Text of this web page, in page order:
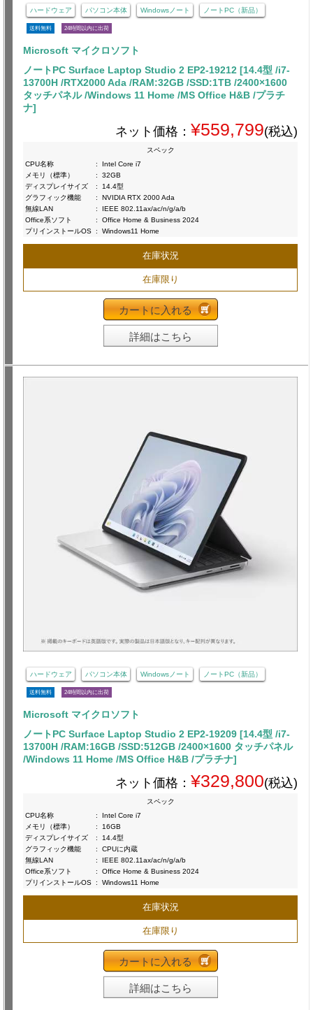
ハードウェア パソコン本体 Windowsノート ノートPC（新品）
送料無料 24時間以内に出荷
Microsoft マイクロソフト
ノートPC Surface Laptop Studio 2 EP2-19212 [14.4型 /i7-
13700H /RTX2000 Ada /RAM:32GB /SSD:1TB /2400×1600
タッチパネル /Windows 11 Home /MS Office H&B /プラチ
ナ]
ネット価格： ¥559,799(税込)
スペック
CPU名称
:
Intel Core i7
メモリ（標準）
:
32GB
ディスプレイサイズ
:
14.4型
グラフィック機能
:
NVIDIA RTX 2000 Ada
無線LAN
:
IEEE 802.11ax/ac/n/g/a/b
Office系ソフト
:
Office Home & Business 2024
プリインストールOS : Windows11 Home
在庫状況
在庫限り
カートに入れる
詳細はこちら
ハードウェア パソコン本体 Windowsノート ノートPC（新品）
送料無料 24時間以内に出荷
Microsoft マイクロソフト
ノートPC Surface Laptop Studio 2 EP2-19209 [14.4型 /i7-
13700H /RAM:16GB /SSD:512GB /2400×1600 タッチパネル
/Windows 11 Home /MS Office H&B /プラチナ]
ネット価格： ¥329,800(税込)
スペック
CPU名称
:
Intel Core i7
メモリ（標準）
:
16GB
ディスプレイサイズ
:
14.4型
グラフィック機能
:
CPUに内蔵
無線LAN
:
IEEE 802.11ax/ac/n/g/a/b
Office系ソフト
:
Office Home & Business 2024
プリインストールOS : Windows11 Home
在庫状況
在庫限り
カートに入れる
詳細はこちら